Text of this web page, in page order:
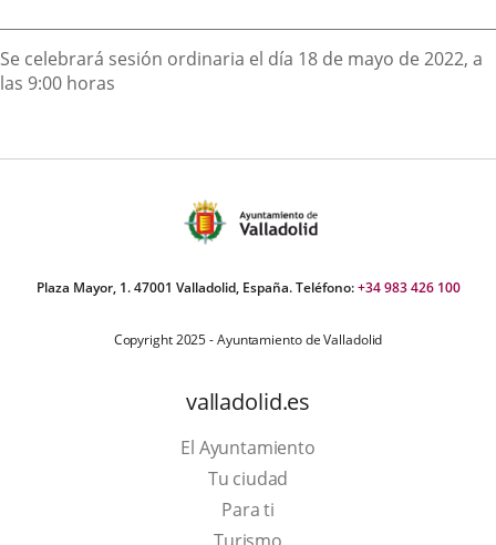
externa.externa.
Descripción
Se celebrará sesión ordinaria el día 18 de mayo de 2022, a
las 9:00 horas
Plaza Mayor, 1. 47001 Valladolid, España. Teléfono:+34 983 426 100
Copyright 2025 - Ayuntamiento de Valladolid
valladolid.es
El Ayuntamiento
Tu ciudad
Para ti
This